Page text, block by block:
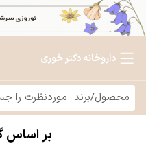
داروخانه دکتر خوری
بر اساس